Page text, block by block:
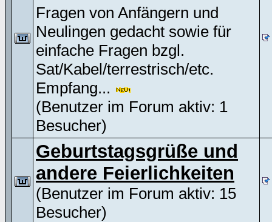
Fragen von Anfängern und
Neulingen gedacht sowie für
einfache Fragen bzgl.
Sat/Kabel/terrestrisch/etc.
Empfang...
(Benutzer im Forum aktiv: 1
Besucher)
Geburtstagsgrüße und
andere Feierlichkeiten
(Benutzer im Forum aktiv: 15
Besucher)